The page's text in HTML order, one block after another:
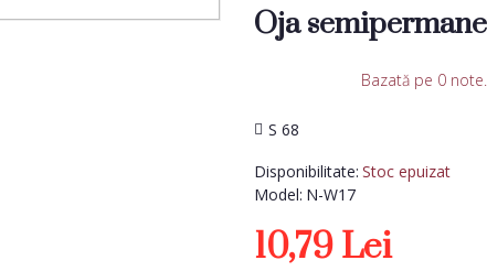
Oja
Disponibilitate: Stoc epuizat
Model: N-W17
S 68
Bazată pe 0 note.
10,79 Lei